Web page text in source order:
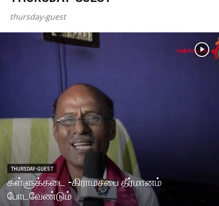
thursday-guest
THURSDAY-GUEST
கள்ளுக்கடை -கிராமசபை தீர்மானம்
போடவேண்டும்